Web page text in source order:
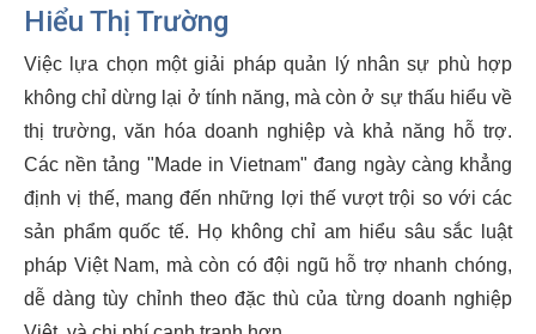
Hiểu Thị Trường
Việc lựa chọn một giải pháp quản lý nhân sự phù hợp
không chỉ dừng lại ở tính năng, mà còn ở sự thấu hiểu về
thị trường, văn hóa doanh nghiệp và khả năng hỗ trợ.
Các nền tảng "Made in Vietnam" đang ngày càng khẳng
định vị thế, mang đến những lợi thế vượt trội so với các
sản phẩm quốc tế. Họ không chỉ am hiểu sâu sắc luật
pháp Việt Nam, mà còn có đội ngũ hỗ trợ nhanh chóng,
dễ dàng tùy chỉnh theo đặc thù của từng doanh nghiệp